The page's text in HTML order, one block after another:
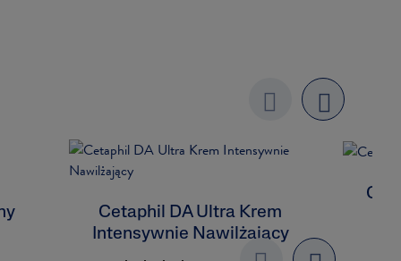
next
Cetaphil DA Ultra Krem
Intensywnie Nawilżający